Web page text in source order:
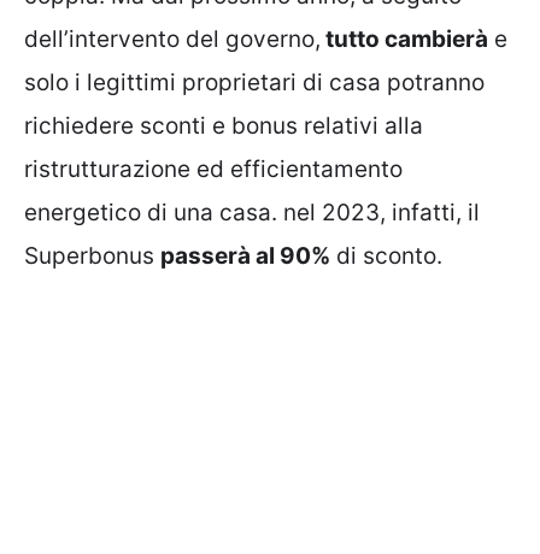
dell’intervento del governo, tutto cambierà e
solo i legittimi proprietari di casa potranno
richiedere sconti e bonus relativi alla
ristrutturazione ed efficientamento
energetico di una casa. nel 2023, infatti, il
Superbonus passerà al 90% di sconto.